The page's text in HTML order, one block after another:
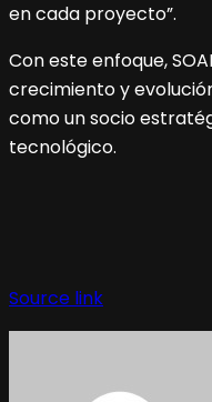
en cada proyecto”.
Con este enfoque,
crecimiento y
como un socio
tecnológico.
de
entradas
Source link